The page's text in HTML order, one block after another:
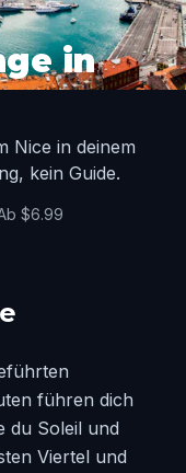
in
Nice in deinem
kein Guide.
$6.99
führen dich
du Soleil und
Viertel und